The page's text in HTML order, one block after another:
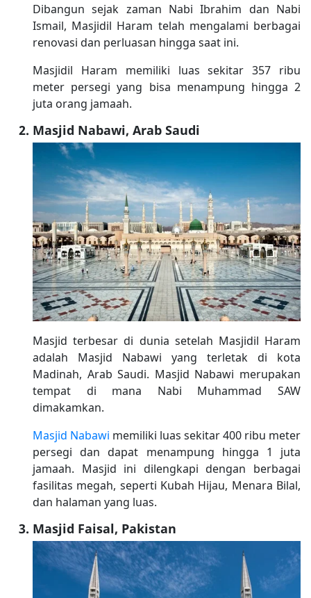
Dibangun sejak zaman Nabi Ibrahim dan Nabi
Ismail, Masjidil Haram telah mengalami berbagai
renovasi dan perluasan hingga saat ini.
Masjidil Haram memiliki luas sekitar 357 ribu
meter persegi yang bisa menampung hingga 2
juta orang jamaah.
Masjid Nabawi, Arab Saudi
Masjid terbesar di dunia setelah Masjidil Haram
adalah Masjid Nabawi yang terletak di kota
Madinah, Arab Saudi. Masjid Nabawi merupakan
tempat di mana Nabi Muhammad SAW
dimakamkan.
Masjid Nabawi memiliki luas sekitar 400 ribu meter
persegi dan dapat menampung hingga 1 juta
jamaah. Masjid ini dilengkapi dengan berbagai
fasilitas megah, seperti Kubah Hijau, Menara Bilal,
dan halaman yang luas.
Masjid Faisal, Pakistan